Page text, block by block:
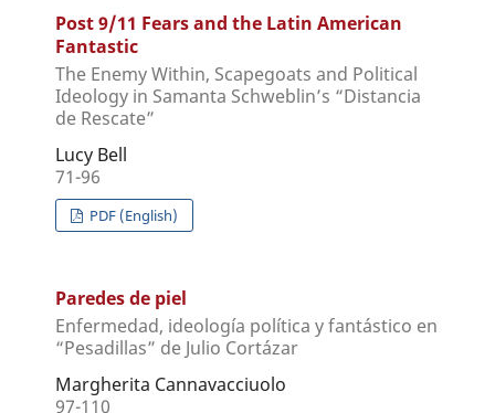
Post 9/11 Fears and the Latin American
Fantastic
The Enemy Within, Scapegoats and Political
Ideology in Samanta Schweblin’s “Distancia
de Rescate”
Lucy Bell
71-96
PDF (English)
Paredes de piel
Enfermedad, ideología política y fantástico en
“Pesadillas” de Julio Cortázar
Margherita Cannavacciuolo
97-110